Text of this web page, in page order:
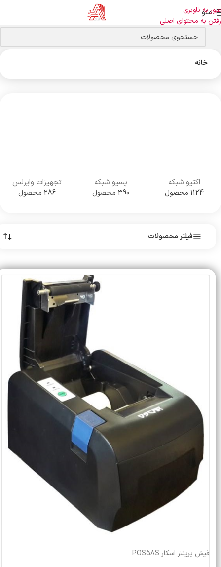
عبور به ناوبری
رفتن به محتوای اصلی
منو
خانه
اکتیو شبکه
1124 محصول
پسیو شبکه
390 محصول
تجهیزات وایرلس
286 محصول
فیلتر محصولات
فیش پرینتر اسکار POS58S